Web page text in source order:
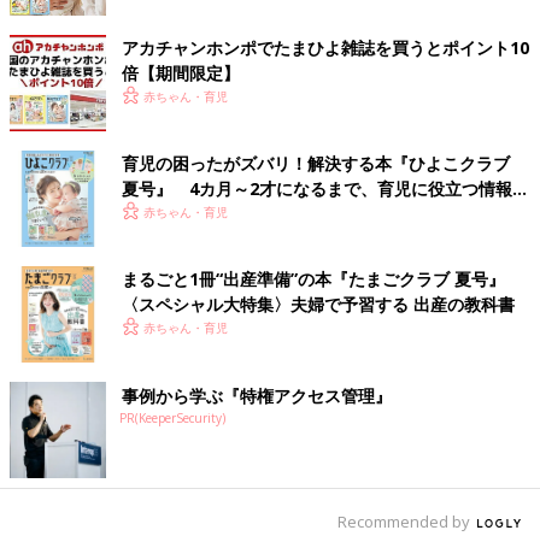
出典：Instagramアカウント「mai_omma」
まいオンマさんが愛用しているのは、知育用として販売されてい
るケラッタの「知育ホワイトボード」です。場所を選ばずに遊べ
る自立式で、本棚やペンケース、収納スペースまで付いていて至
れり尽くせり！ペンケースにホワイトボードマーカーを入れてお
けば、いつでもお絵かきが楽しめちゃいますね。大きくなったら
お支度ボードや予定の掲示スペースなどとして、長く使えそうで
す！
ホワイトボードシートなら壁に貼るだけ！
アカチャンホンポでたまひよ雑誌を買うとポイント10
倍【期間限定】
赤ちゃん・育児
育児の困ったがズバリ！解決する本『ひよこクラブ
夏号』 4カ月～2才になるまで、育児に役立つ情報が
いっぱい！
赤ちゃん・育児
まるごと1冊“出産準備”の本『たまごクラブ 夏号』
〈スペシャル大特集〉夫婦で予習する 出産の教科書
赤ちゃん・育児
事例から学ぶ『特権アクセス管理』
PR(KeeperSecurity)
Recommended by